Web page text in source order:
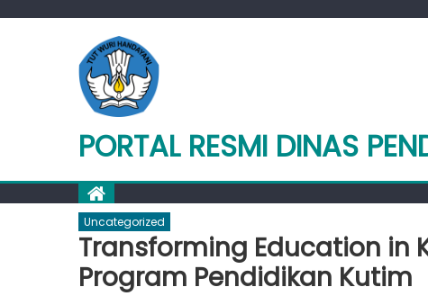
PORTAL RESMI DINAS
Uncategorized
Transforming Education in
Program Pendidikan Kutim